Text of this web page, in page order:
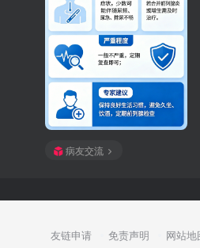
病友交流
友链申请 免责声明 网站地